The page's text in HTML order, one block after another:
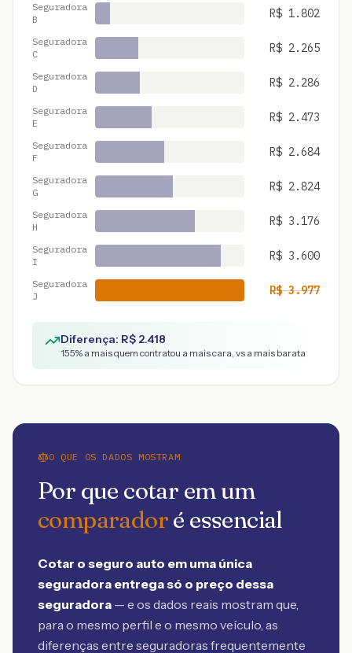
Seguradora
B
R$ 1.802
Seguradora
C
R$ 2.265
Seguradora
D
R$ 2.286
Seguradora
E
R$ 2.473
Seguradora
F
R$ 2.684
Seguradora
G
R$ 2.824
Seguradora
H
R$ 3.176
Seguradora
I
R$ 3.600
Seguradora
J
R$3.977
Diferença: R$ 2.418
155% a mais quem contratou a mais cara, vs a mais barata
O QUE OS DADOS MOSTRAM
Por que cotar em um
comparadoré essencial
Cotar o seguro auto em uma única
seguradora entrega só o preço dessa
seguradora — e os dados reais mostram que,
para o mesmo perfil e o mesmo veículo, as
diferenças entre seguradoras frequentemente